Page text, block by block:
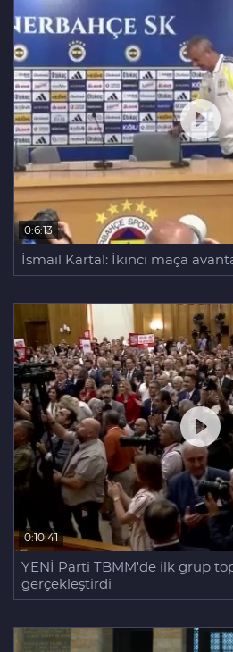
0:6:13
İsmail Kartal: İkinci maça
0:10:41
YENİ Parti TBMM'de ilk grup
gerçekleştirdi